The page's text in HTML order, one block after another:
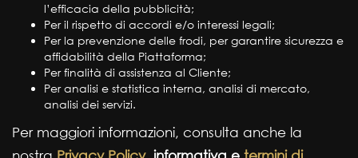
l’efficacia della pubblicità;
Per il rispetto di accordi e/o interessi legali;
Per la prevenzione delle frodi, per garantire sicurezza e
affidabilità della Piattaforma;
Per finalità di assistenza al Cliente;
Per analisi e statistica interna, analisi di mercato,
analisi dei servizi.
Per maggiori informazioni, consulta anche la